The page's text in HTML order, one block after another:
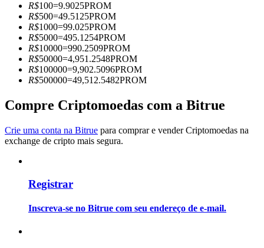
Informação
Guia
R$100=9.9025PROM
R$500=49.5125PROM
R$1000=99.025PROM
R$5000=495.1254PROM
R$10000=990.2509PROM
R$50000=4,951.2548PROM
R$100000=9,902.5096PROM
R$500000=49,512.5482PROM
Compre Criptomoedas com a Bitrue
Crie uma conta na Bitrue para comprar e vender Criptomoedas na
exchange de cripto mais segura.
Registrar
Inscreva-se no Bitrue com seu endereço de e-mail.